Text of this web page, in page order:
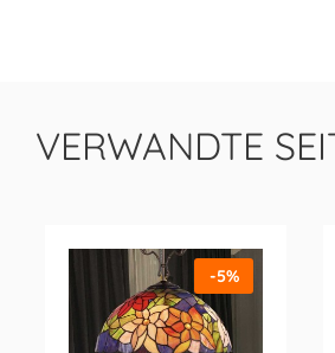
VERWANDTE
-5%